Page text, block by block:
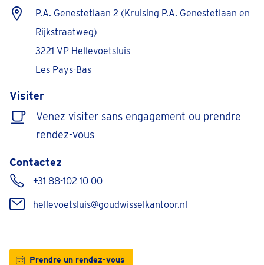
P.A. Genestetlaan 2 (Kruising P.A. Genestetlaan en
Rijkstraatweg)
3221 VP Hellevoetsluis
Les Pays-Bas
Visiter
Venez visiter sans engagement ou prendre
rendez-vous
Contactez
+31 88-102 10 00
hellevoetsluis@goudwisselkantoor.nl
Prendre un rendez-vous